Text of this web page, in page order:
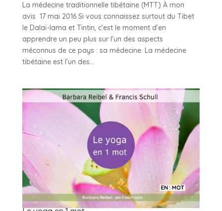
La médecine traditionnelle tibétaine (MTT) À mon
avis 17 mai 2016 Si vous connaissez surtout du Tibet
le Dalaï-lama et Tintin, c’est le moment d’en
apprendre un peu plus sur l’un des aspects
méconnus de ce pays : sa médecine. La médecine
tibétaine est l’un des...